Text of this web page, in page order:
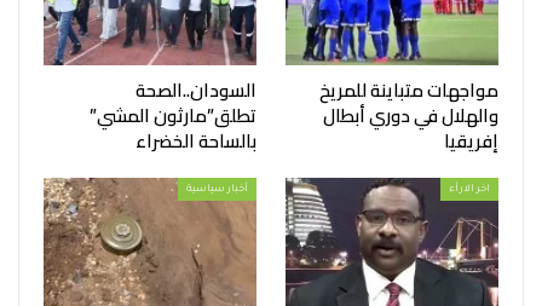
مواجهات متباينة للمريخ
والهلال في دوري أبطال
إفريقيا
السودان..الصحة
تطلق”مارثون المشي”
بالساحة الخضراء
اخر الارأء أخبار سياسية